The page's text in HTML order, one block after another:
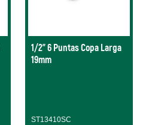
1/2" 6 Puntas Copa Larga
19mm
ST13410SC